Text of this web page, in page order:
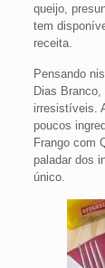
queijo,
tem
receita.
Pensando
Dias
irresistíveis.
poucos
Frango com
paladar dos
único.